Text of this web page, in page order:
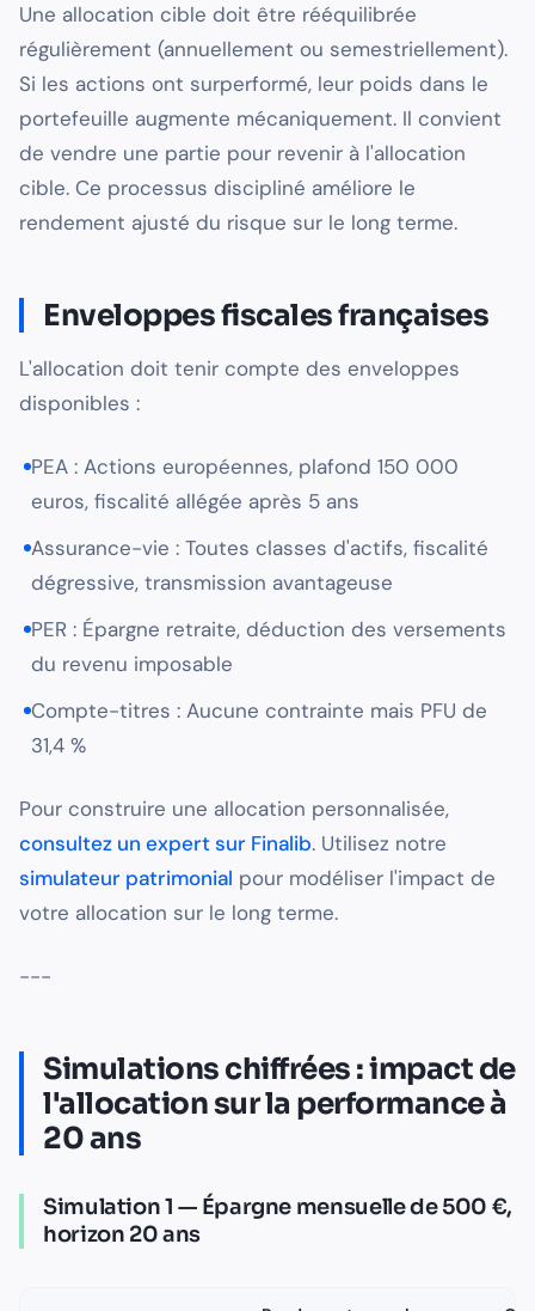
Une allocation cible doit être rééquilibrée
régulièrement (annuellement ou semestriellement).
Si les actions ont surperformé, leur poids dans le
portefeuille augmente mécaniquement. Il convient
de vendre une partie pour revenir à l'allocation
cible. Ce processus discipliné améliore le
rendement ajusté du risque sur le long terme.
Enveloppes fiscales françaises
L'allocation doit tenir compte des enveloppes
disponibles :
PEA : Actions européennes, plafond 150 000
euros, fiscalité allégée après 5 ans
Assurance-vie : Toutes classes d'actifs, fiscalité
dégressive, transmission avantageuse
PER : Épargne retraite, déduction des versements
du revenu imposable
Compte-titres : Aucune contrainte mais PFU de
31,4 %
Pour construire une allocation personnalisée,
consultez un expert sur Finalib. Utilisez notre
simulateur patrimonial pour modéliser l'impact de
votre allocation sur le long terme.
---
Simulations chiffrées : impact de
l'allocation sur la performance à
20 ans
Simulation 1 — Épargne mensuelle de 500 €,
horizon 20 ans